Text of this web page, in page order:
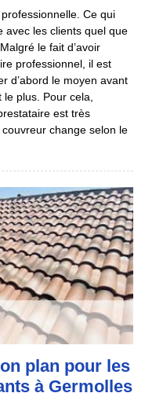
Ce qui
avec les clients quel que
le fait d’avoir
professionnel, il est
d’abord le moyen avant
plus. Pour cela,
est très
change selon le
plan pour les
à Germolles